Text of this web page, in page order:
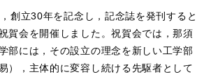
創立30年を記念し，記念誌を発刊すると
賀会を開催しました。祝賀会では，那須
部には，その設立の理念を新しい工学部
），主体的に変容し続ける先駆者として